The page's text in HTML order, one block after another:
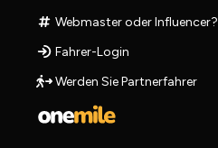
Webmaster oder Influencer?
Fahrer-Login
Werden Sie Partnerfahrer